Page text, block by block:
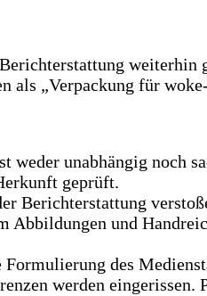
weiterhin
„Verpackung für
weder unabhängig noch
geprüft.
Berichterstattung
und
des
werden eingerissen.